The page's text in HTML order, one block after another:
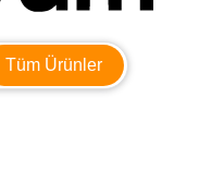
Tüm Ürünler